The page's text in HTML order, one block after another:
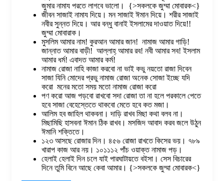
জুমার নামায পরতে লাগবে ভালো। {>সকলকে জুম্মা মোবারক<}
জীবন সাজাই নামায দিয়ে। মন সাজাই ঈমান দিয়ে। শরীর সাজাই
নবীর সুন্নত দিয়ে। আর বন্ধু বানাই ইসলামের দাওয়াত দিয়ে!!
জুম্মা মোবারাক।
মুসলিম আমার নাম! কুরআন আমার জান! নামাজ আমার গাড়ি!
জান্নাত আমার বাড়ী! আল্লাহ্ আমার রব! নবী আমার সব! ইসলাম
আমার ধর্ম! এবাদত আমার কর্ম!
নামাজ রোজা নাহি কাজা করবো না ভাই কভু নয়তো রাজা দিবেন
সাজা যিনি মোদের প্রভু নামাজ রোজা অনেক সোজা ইচ্ছে যদি
করো মনের মতো সময় মতো নামাজ রোজা করো
পণ করো আজ পড়বো রাখবো সদা রোজা তা না হলে পরকালে পেতে
হবে সাজা বেহেস্তেতে থাকবো মেতে হবে কত মজা।
আলিম হব জাহিল থাকবনা। দাড়ি রাখব মিছা কথা বলব না।
মিছামিছি হাসবনা ঈমান ঠিক রাখব। মসজিদ আবাদ করব জলে উঠুন
ঈমানি শক্তিতে।
১২৩ আসছে রোজার দিন। ৪৫৬ রোজা রাখতে কিসের ভয়। ৭৮৯
খারাপ কাজ আর নয়। ১০১১১২ পাঁচ ওয়াক্ত নামাজ পড়।
হেলাই হেলাই দিন চলে যাই পারঘাটায়তে বইসা। সেস বিচারের
দিনে তুমি বিনে আছে কেবা আমার। {>সকলকে জুম্মা মোবারক<}